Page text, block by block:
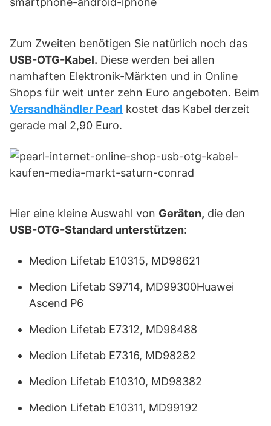
Zum Zweiten benötigen Sie natürlich noch das
USB-OTG-Kabel. Diese werden bei allen
namhaften Elektronik-Märkten und in Online
Shops für weit unter zehn Euro angeboten. Beim
Versandhändler Pearl kostet das Kabel derzeit
gerade mal 2,90 Euro.
Hier eine kleine Auswahl von Geräten, die den
USB-OTG-Standard unterstützen:
Medion Lifetab E10315, MD98621
Medion Lifetab S9714, MD99300Huawei
Ascend P6
Medion Lifetab E7312, MD98488
Medion Lifetab E7316, MD98282
Medion Lifetab E10310, MD98382
Medion Lifetab E10311, MD99192